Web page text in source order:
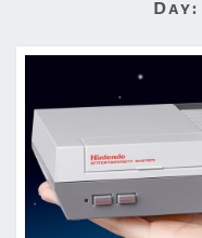
Day: